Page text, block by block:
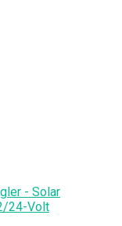
- Solar
24-Volt